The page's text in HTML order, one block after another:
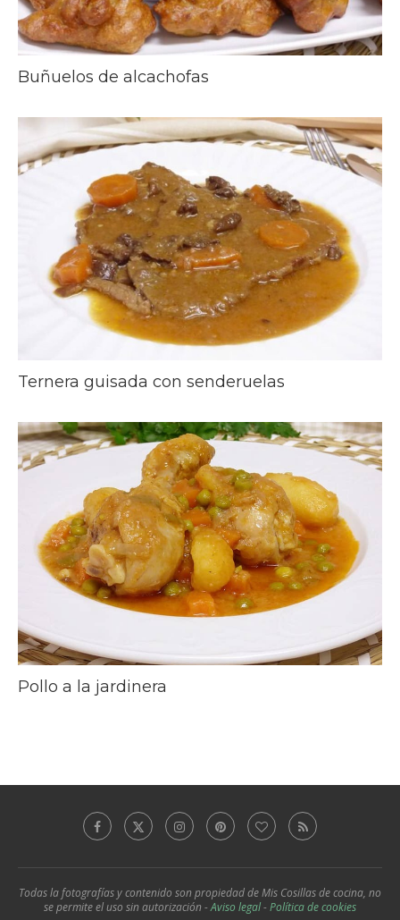
Buñuelos de alcachofas
Ternera guisada con senderuelas
Pollo a la jardinera
Todas la fotografías y contenido son propiedad de Mis Cosillas de cocina, no
se permite el uso sin autorización -Aviso legal- Política de cookies